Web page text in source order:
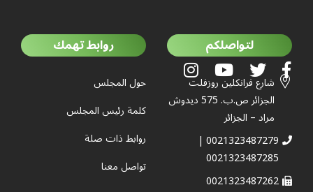
لتواصلكم
شارع فرانكلين روزفلت
الجزائر ص.ب. 575 ديدوش
مراد – الجزائر
0021323487279 |
0021323487285
0021323487262
روابط تهمك
حول المجلس
كلمة رئيس المجلس
روابط ذات صلة
تواصل معنا